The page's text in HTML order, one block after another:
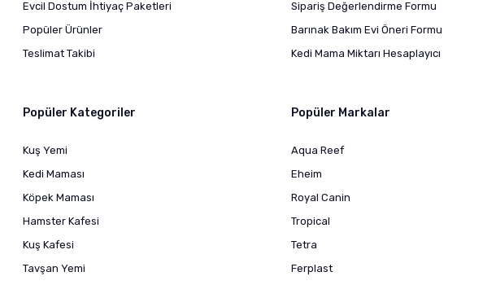
Evcil Dostum İhtiyaç Paketleri
Popüler Ürünler
Teslimat Takibi
Sipariş Değerlendirme Formu
Barınak Bakım Evi Öneri Formu
Kedi Mama Miktarı Hesaplayıcı
Popüler Kategoriler
Kuş Yemi
Kedi Maması
Köpek Maması
Hamster Kafesi
Kuş Kafesi
Tavşan Yemi
Popüler Markalar
Aqua Reef
Eheim
Royal Canin
Tropical
Tetra
Ferplast